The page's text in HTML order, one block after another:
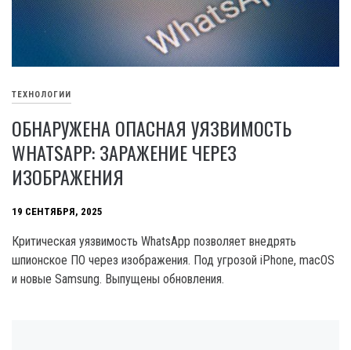
ТЕХНОЛОГИИ
ОБНАРУЖЕНА ОПАСНАЯ УЯЗВИМОСТЬ
WHATSAPP: ЗАРАЖЕНИЕ ЧЕРЕЗ
ИЗОБРАЖЕНИЯ
19 СЕНТЯБРЯ, 2025
Критическая уязвимость WhatsApp позволяет внедрять
шпионское ПО через изображения. Под угрозой iPhone, macOS
и новые Samsung. Выпущены обновления.